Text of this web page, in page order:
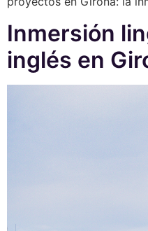
Inmersión
inglés en